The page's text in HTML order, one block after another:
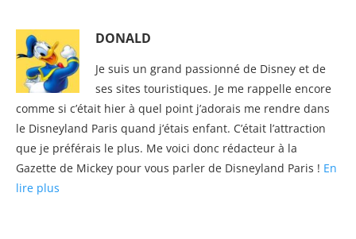
DONALD
Je suis un grand passionné de Disney et de
ses sites touristiques. Je me rappelle encore
comme si c’était hier à quel point j’adorais me rendre dans
le Disneyland Paris quand j’étais enfant. C’était l’attraction
que je préférais le plus. Me voici donc rédacteur à la
Gazette de Mickey pour vous parler de Disneyland Paris ! En
lire plus